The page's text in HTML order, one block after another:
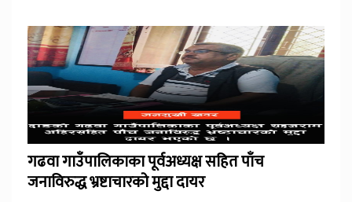
गढवा गाउँपालिकाका पूर्वअध्यक्ष सहित पाँच
जनाविरुद्ध भ्रष्टाचारको मुद्दा दायर